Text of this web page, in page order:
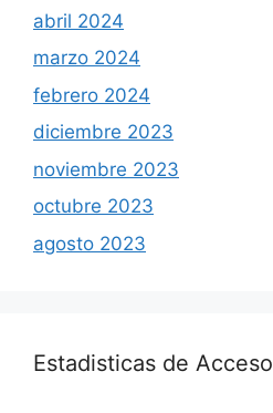
abril 2024
marzo 2024
febrero 2024
diciembre 2023
noviembre 2023
octubre 2023
agosto 2023
Estadisticas de Acceso